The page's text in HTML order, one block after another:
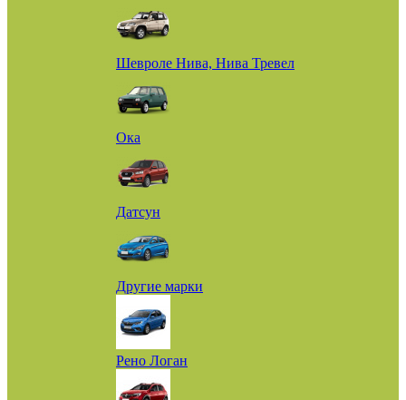
Шевроле Нива, Нива Тревел
Ока
Датсун
Другие марки
Рено Логан